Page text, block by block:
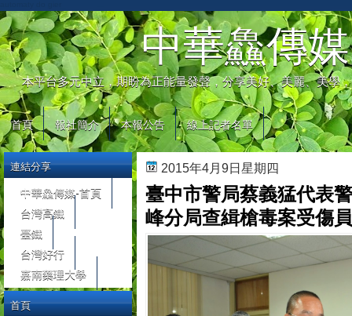
中華鱻傳媒
本平台多元中立，期盼為正能量發聲，分享美好、美麗、美學
首頁 報社簡介 本報公告 線上記者名單
2015年4月9日星期四
臺中市警局蔡義猛代表
峰分局查緝槍毒案受傷
連結分享
中華鱻傳媒-首頁
台灣高鐵
臺鐵
台灣好行
嘉南藥理大學
首頁